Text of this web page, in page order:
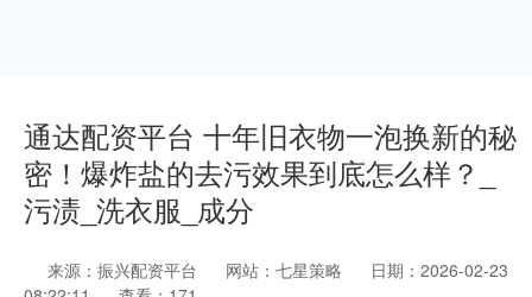
通达配资平台 十年旧衣物一泡换新的秘
密！爆炸盐的去污效果到底怎么样？_
污渍_洗衣服_成分
来源：振兴配资平台 网站：七星策略
日期：2026-02-23